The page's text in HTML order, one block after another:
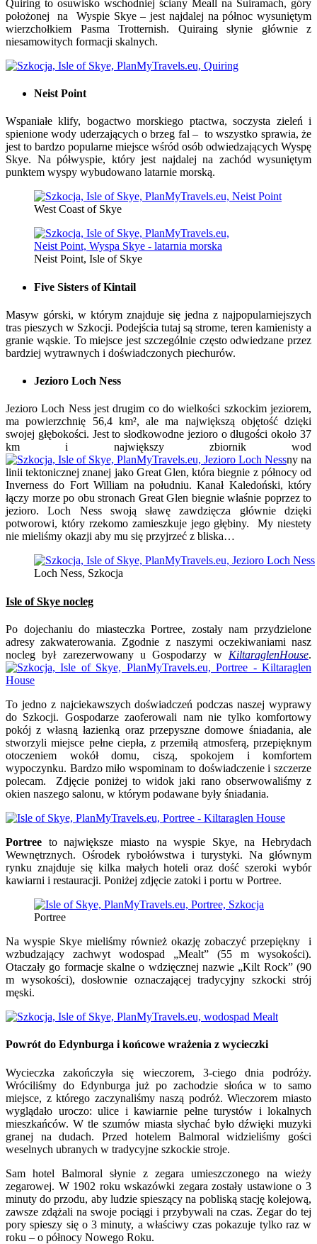
Quiring to osuwisko wschodniej ściany Meall na Suiramach, góry
położonej na Wyspie Skye – jest najdalej na północ wysuniętym
wierzchołkiem Pasma Trotternish. Quiraing słynie głównie z
niesamowitych formacji skalnych.
Neist Point
Wspaniałe klify, bogactwo morskiego ptactwa, soczysta zieleń i
spienione wody uderzających o brzeg fal – to wszystko sprawia, że
jest to bardzo popularne miejsce wśród osób odwiedzających Wyspę
Skye. Na półwyspie, który jest najdalej na zachód wysuniętym
punktem wyspy wybudowano latarnie morską.
West Coast of Skye
Neist Point, Isle of Skye
Five Sisters of Kintail
Masyw górski, w którym znajduje się jedna z najpopularniejszych
tras pieszych w Szkocji. Podejścia tutaj są strome, teren kamienisty a
granie wąskie. To miejsce jest szczególnie często odwiedzane przez
bardziej wytrawnych i doświadczonych piechurów.
Jezioro Loch Ness
Jezioro Loch Ness jest drugim co do wielkości szkockim jeziorem,
ma powierzchnię 56,4 km², ale ma największą objętość dzięki
swojej głębokości. Jest to słodkowodne jezioro o długości około 37
km i największy zbiornik wod
ny na
linii tektonicznej znanej jako Great Glen, która biegnie z północy od
Inverness do Fort William na południu. Kanał Kaledoński, który
łączy morze po obu stronach Great Glen biegnie właśnie poprzez to
jezioro. Loch Ness swoją sławę zawdzięcza głównie dzięki
potworowi, który rzekomo zamieszkuje jego głębiny. My niestety
nie mieliśmy okazji aby mu się przyjrzeć z bliska…
Loch Ness, Szkocja
Isle of Skye nocleg
Po dojechaniu do miasteczka Portree, zostały nam przydzielone
adresy zakwaterowania. Zgodnie z naszymi oczekiwaniami nasz
nocleg był zarezerwowany u Gospodarzy w KiltaraglenHouse.
To jedno z najciekawszych doświadczeń podczas naszej wyprawy
do Szkocji. Gospodarze zaoferowali nam nie tylko komfortowy
pokój z własną łazienką oraz przepyszne domowe śniadania, ale
stworzyli miejsce pełne ciepła, z przemiłą atmosferą, przepięknym
otoczeniem wokół domu, ciszą, spokojem i komfortem
wypoczynku. Bardzo miło wspominam to doświadczenie i szczerze
polecam. Zdjęcie poniżej to widok jaki rano obserwowaliśmy z
okien naszego salonu, w którym podawane były śniadania.
Portree to największe miasto na wyspie Skye, na Hebrydach
Wewnętrznych. Ośrodek rybołówstwa i turystyki. Na głównym
rynku znajduje się kilka małych hoteli oraz dość szeroki wybór
kawiarni i restauracji. Poniżej zdjęcie zatoki i portu w Portree.
Portree
Na wyspie Skye mieliśmy również okazję zobaczyć przepiękny i
wzbudzający zachwyt wodospad „Mealt” (55 m wysokości).
Otaczały go formacje skalne o wdzięcznej nazwie „Kilt Rock” (90
m wysokości), dosłownie oznaczającej tradycyjny szkocki strój
męski.
Powrót do Edynburga i końcowe wrażenia z wycieczki
Wycieczka zakończyła się wieczorem, 3-ciego dnia podróży.
Wróciliśmy do Edynburga już po zachodzie słońca w to samo
miejsce, z którego zaczynaliśmy naszą podróż. Wieczorem miasto
wyglądało uroczo: ulice i kawiarnie pełne turystów i lokalnych
mieszkańców. W tle szumów miasta słychać było dźwięki muzyki
granej na dudach. Przed hotelem Balmoral widzieliśmy gości
weselnych ubranych w tradycyjne szkockie stroje.
Sam hotel Balmoral słynie z zegara umieszczonego na wieży
zegarowej. W 1902 roku wskazówki zegara zostały ustawione o 3
minuty do przodu, aby ludzie spieszący na pobliską stację kolejową,
zawsze zdążali na swoje pociągi i przybywali na czas. Zegar do tej
pory spieszy się o 3 minuty, a właściwy czas pokazuje tylko raz w
roku – o północy Nowego Roku.